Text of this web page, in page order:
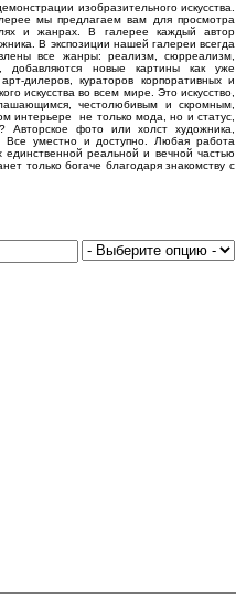
изобразительного искусства.
мы предлагаем вам для просмотра
и жанрах. В галерее каждый автор
В экспозиции нашей галереи всегда
все жанры: реализм, сюрреализм,
добавляются новые картины как уже
дилеров, кураторов корпоративных и
искусства во всем мире. Это искусство,
честолюбивым и скромным,
интерьере не только мода, но и статус,
Авторское фото или холст художника,
Все уместно и доступно. Любая работа
реальной и вечной частью
только богаче благодаря знакомству с